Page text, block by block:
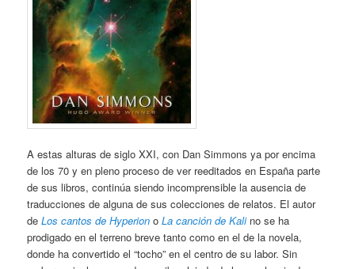
A estas alturas de siglo XXI, con Dan Simmons ya por encima
de los 70 y en pleno proceso de ver reeditados en España parte
de sus libros, continúa siendo incomprensible la ausencia de
traducciones de alguna de sus colecciones de relatos. El autor
deLos cantos de Hyperion oLa canción de Kalino se ha
prodigado en el terreno breve tanto como en el de la novela,
donde ha convertido el “tocho” en el centro de su labor. Sin